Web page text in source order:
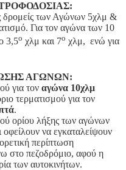
δρομείς των Αγώνων 5χλμ &
Για τον αγώνα των 10
3,5ο χλμ και 7ο χλμ, ενώ για
ΑΓΩΝΩΝ:
για τον αγώνα 10χλμ
τερματισμού για τον
.
ορίου λήξης των αγώνων
οφείλουν να εγκαταλείψουν
περίπτωση
στο πεζοδρόμιο, αφού η
των αυτοκινήτων.